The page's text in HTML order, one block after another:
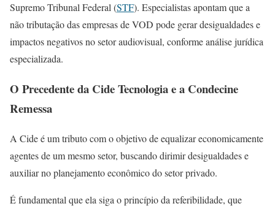
Supremo Tribunal Federal (STF). Especialistas apontam que a
não tributação das empresas de VOD pode gerar desigualdades e
impactos negativos no setor audiovisual, conforme análise jurídica
especializada.
O Precedente da Cide Tecnologia e a Condecine
Remessa
A Cide é um tributo com o objetivo de equalizar economicamente
agentes de um mesmo setor, buscando dirimir desigualdades e
auxiliar no planejamento econômico do setor privado.
É fundamental que ela siga o princípio da referibilidade, que